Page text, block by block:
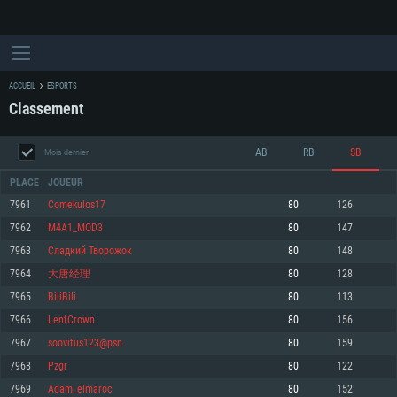
CONFIGURATION SYSTÈME REQUISE
Minimum
OS: Windows 10 (64 bit)
Processeur: Dual-Core 2.2 GHz
Minimum
OS: Mac OS Big Sur 11.0 ou plus récent
Processeur: Core i5, minimum 2.2GHz (Les processeurs Intel Xeon ne sont
Minimum
OS: Les configurations Linux 64 bits les plus modernes
Processeur: Dual-Core 2.4 GHz
ACCUEIL ESPORTS
Classement
Mois dernier AB RB SB
PLACE JOUEUR
7961 Comekulos17 80 126
7962 M4A1_MOD3 80 147
7963 Сладкий Творожок 80 148
7964 大唐经理 80 128
7965 BiliBiIi 80 113
7966 LentCrown 80 156
7967 soovitus123@psn 80 159
7968 Pzgr 80 122
7969 Adam_elmaroc 80 152